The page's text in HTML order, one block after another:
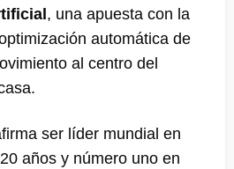
, una apuesta con la
automática de
al centro del
ser líder mundial en
años y número uno en